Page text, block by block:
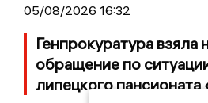
05/08/2026 16:32
Генпрокуратура взяла
обращение по
липецкого